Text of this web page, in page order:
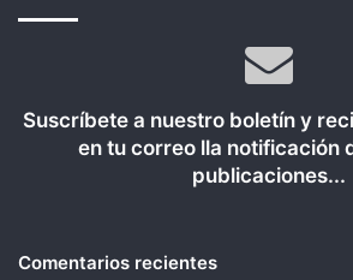
Suscríbete a nuestro boletín y
en tu correo lla notificación
publicaciones...
Comentarios recientes